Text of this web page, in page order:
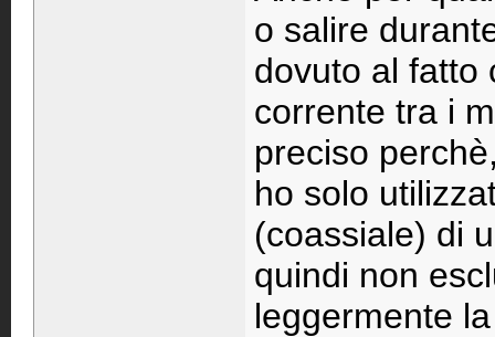
o salire
dovuto al fatto
corrente tra i
preciso
ho solo
(coassiale) di
quindi non
leggermente